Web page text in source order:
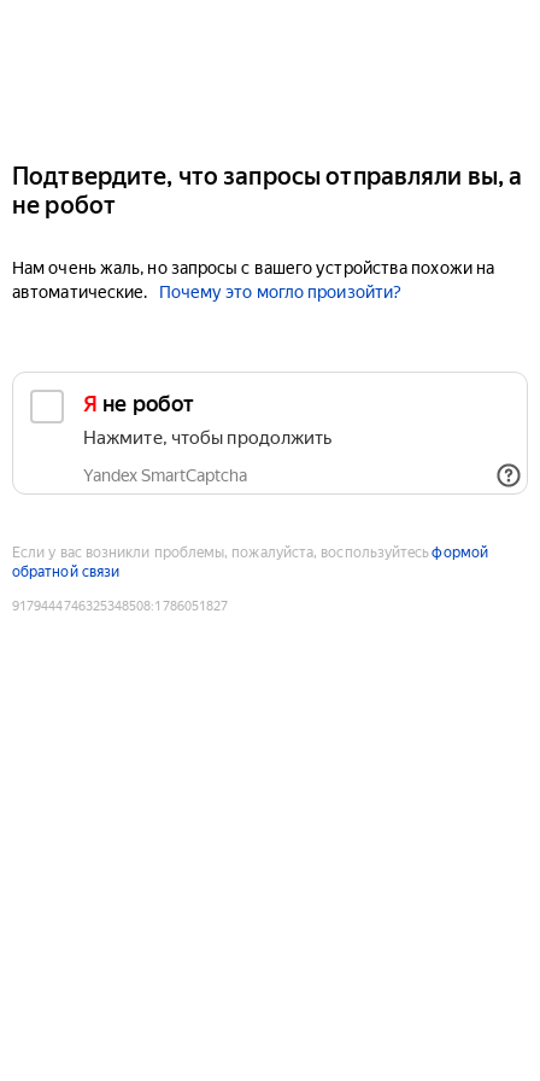
Подтвердите, что запросы отправляли вы, а
не робот
Нам очень жаль, но запросы с вашего устройства похожи на
автоматические.
Почему это могло произойти?
Я не робот
Нажмите, чтобы продолжить
Yandex SmartCaptcha
Если у вас возникли проблемы, пожалуйста, воспользуйтесьформой
обратной связи
9179444746325348508:1786051827